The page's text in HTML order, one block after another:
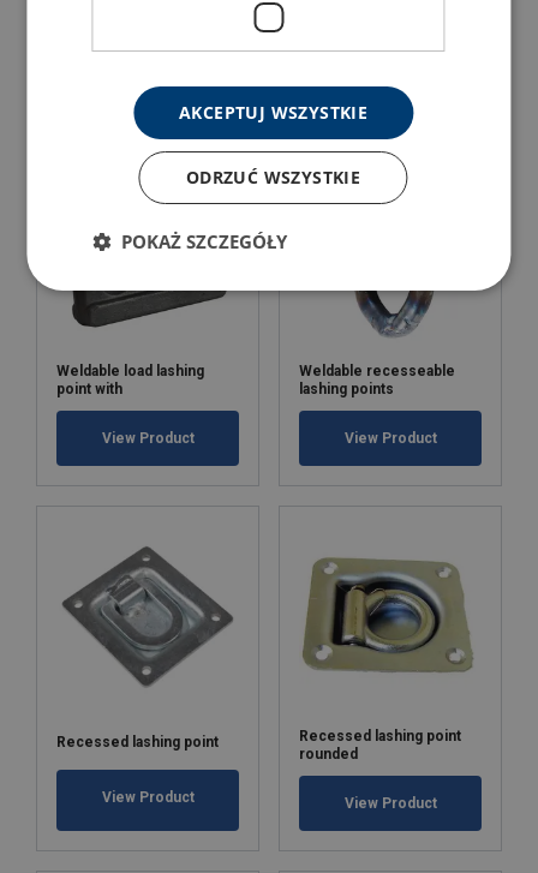
Weldable load lashing
point with
View Product
Weldable recesseable
lashing points
View Product
Recessed lashing point
View Product
Recessed lashing point
rounded
View Product
AKCEPTUJ WSZYSTKIE
ODRZUĆ WSZYSTKIE
POKAŻ SZCZEGÓŁY